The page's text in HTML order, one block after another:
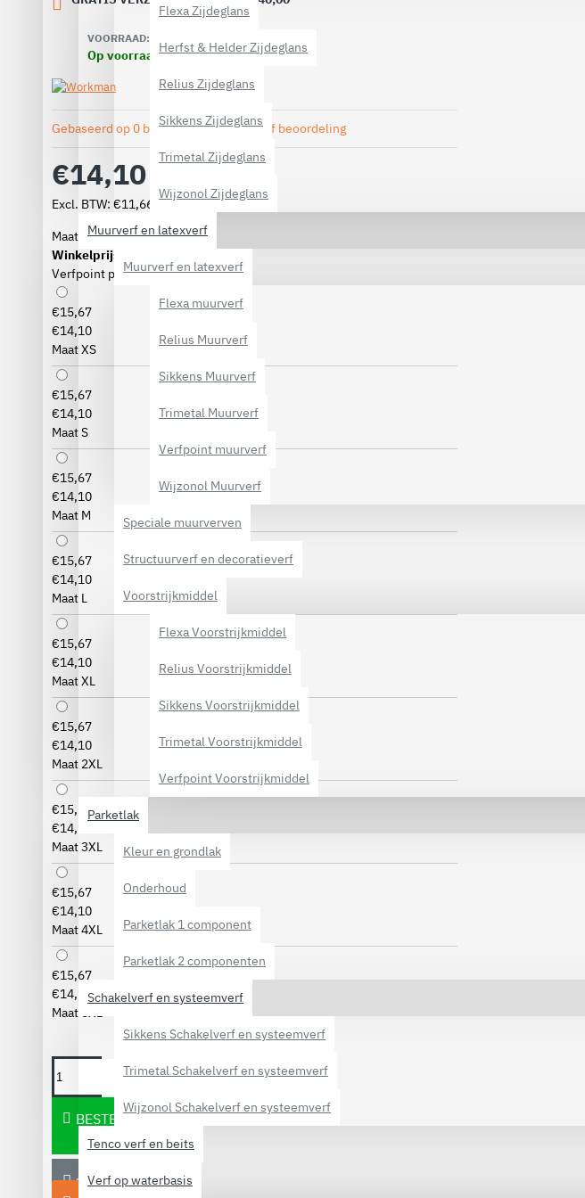
Flexa Zijdeglans
Herfst & Helder Zijdeglans
Relius Zijdeglans
Sikkens Zijdeglans
Trimetal Zijdeglans
Wijzonol Zijdeglans
Muurverf en latexverf
Muurverf en latexverf
Flexa muurverf
Relius Muurverf
Sikkens Muurverf
Trimetal Muurverf
Verfpoint muurverf
Wijzonol Muurverf
Speciale muurverven
Structuurverf en decoratieverf
Voorstrijkmiddel
Flexa Voorstrijkmiddel
Relius Voorstrijkmiddel
Sikkens Voorstrijkmiddel
Trimetal Voorstrijkmiddel
Verfpoint Voorstrijkmiddel
Parketlak
Kleur en grondlak
Onderhoud
Parketlak 1 component
Parketlak 2 componenten
Schakelverf en systeemverf
Sikkens Schakelverf en systeemverf
Trimetal Schakelverf en systeemverf
Wijzonol Schakelverf en systeemverf
Tenco verf en beits
Verf op waterbasis
VOORRAAD:
Op voorraad
Gebaseerd op 0 beoordeling(en).-Geef beoordeling
€14,10
Excl. BTW: €11,66
Maat
Winkelprijs
Verfpoint prijs
€15,67
€14,10
Maat XS
€15,67
€14,10
Maat S
€15,67
€14,10
Maat M
€15,67
€14,10
Maat L
€15,67
€14,10
Maat XL
€15,67
€14,10
Maat 2XL
€15,67
€14,10
Maat 3XL
€15,67
€14,10
Maat 4XL
€15,67
€14,10
Maat 5XL
BESTELLEN
STEL EEN VRAAG